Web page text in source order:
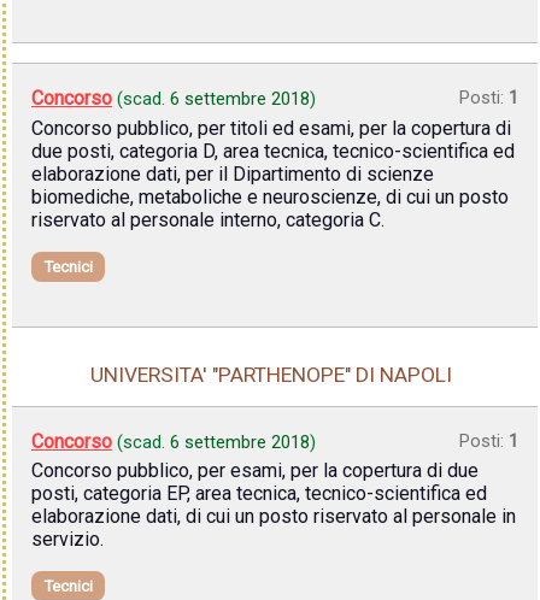
Concorso (scad. 6 settembre 2018) Posti: 1
Concorso pubblico, per titoli ed esami, per la copertura di
due posti, categoria D, area tecnica, tecnico-scientifica ed
elaborazione dati, per il Dipartimento di scienze
biomediche, metaboliche e neuroscienze, di cui un posto
riservato al personale interno, categoria C.
Tecnici
UNIVERSITA' "PARTHENOPE" DI NAPOLI
Concorso (scad. 6 settembre 2018) Posti: 1
Concorso pubblico, per esami, per la copertura di due
posti, categoria EP, area tecnica, tecnico-scientifica ed
elaborazione dati, di cui un posto riservato al personale in
servizio.
Tecnici